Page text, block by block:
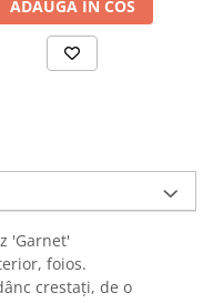
ADAUGA IN COS
'Garnet'
foios.
crestați, de o